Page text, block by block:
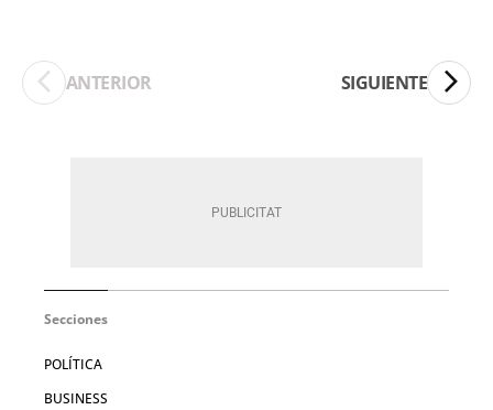
ANTERIOR SIGUIENTE
Secciones
POLÍTICA
BUSINESS